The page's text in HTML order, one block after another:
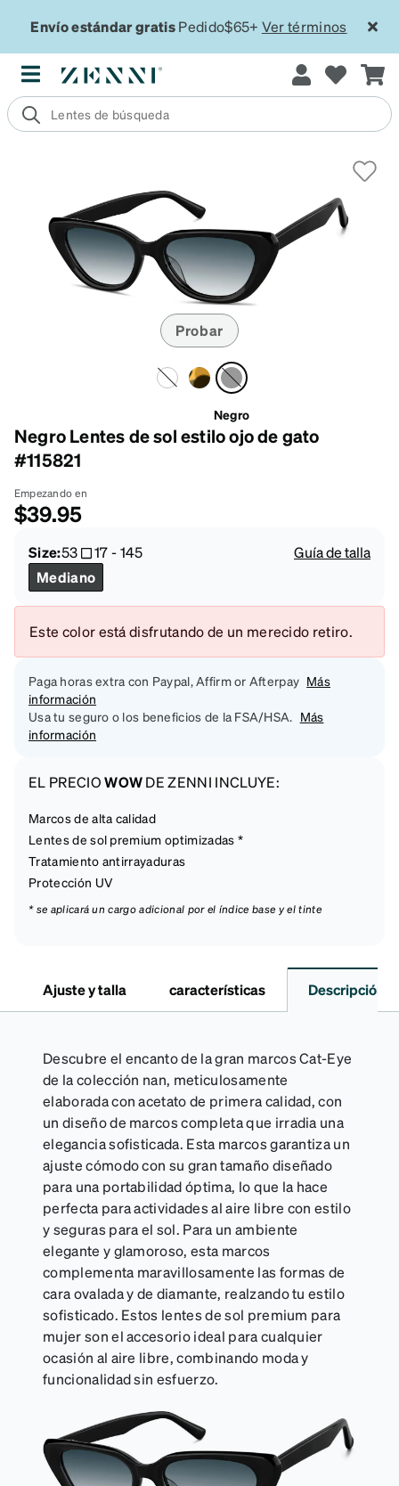
Envío estándar gratisPedido$65+ Ver términos
Probar
Negro
Negro Lentes de sol estilo ojo de gato
#115821
Empezando en
$39.95
Size:53 17-145
Guía de talla
Mediano
Este color está disfrutando de un merecido retiro.
Paga horas extra con Paypal, Affirm or Afterpay Más
información
Usa tu seguro o los beneficios de la FSA/HSA. Más
información
EL PRECIOWOWDE ZENNI INCLUYE:
Marcos de alta calidad
Lentes de sol premium optimizadas *
Tratamiento antirrayaduras
Protección UV
* se aplicará un cargo adicional por el índice base y el tinte
Ajuste y talla características Descripción
Descubre el encanto de la gran marcos Cat-Eye
de la colección nan, meticulosamente
elaborada con acetato de primera calidad, con
un diseño de marcos completa que irradia una
elegancia sofisticada. Esta marcos garantiza un
ajuste cómodo con su gran tamaño diseñado
para una portabilidad óptima, lo que la hace
perfecta para actividades al aire libre con estilo
y seguras para el sol. Para un ambiente
elegante y glamoroso, esta marcos
complementa maravillosamente las formas de
cara ovalada y de diamante, realzando tu estilo
sofisticado. Estos lentes de sol premium para
mujer son el accesorio ideal para cualquier
ocasión al aire libre, combinando moda y
funcionalidad sin esfuerzo.